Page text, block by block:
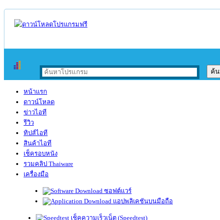
หน้าแรก
ดาวน์โหลด
ข่าวไอที
รีวิว
ทิปส์ไอที
สินค้าไอที
เช็ครอบหนัง
รวมคลิป Thaiware
เครื่องมือ
ซอฟต์แวร์
แอปพลิเคชันบนมือถือ
เช็คความเร็วเน็ต (Speedtest)